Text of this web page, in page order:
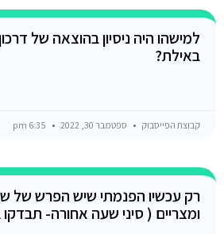
למישהו היה ניסיון בהוצאה של
באילת?
קבוצת הפייסבוק ספטמבר 30, 2022
רק עכשיו הפנמתי שיש הפרש של
ומצריים ( סיני שעה אחורה- תבדקו